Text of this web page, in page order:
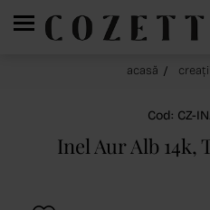
acasă
Cod: CZ-
Inel Aur Alb 14k,